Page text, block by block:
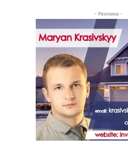
- Реклама -